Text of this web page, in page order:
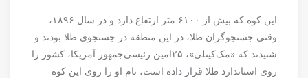
این کوه که بیش از ۶۱۰۰ متر ارتفاع دارد و در سال ۱۸۹۶،‌
وقتی جستجوگران طلا، در این منطقه در جستجوی طلا بودند و
شنیدند که «مک‌کینلی»، ۲۵‌امین رئیسی‌جمهور آمریکا، کشور را
روی استاندارد طلا قرار داده است، نام او را روی این کوه